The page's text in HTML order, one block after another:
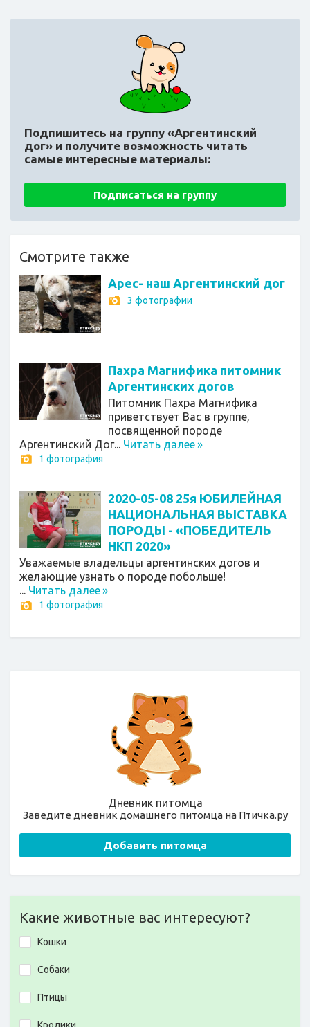
Подпишитесь на группу «Аргентинский
дог» и получите возможность читать
самые интересные материалы:
Подписаться на группу
Смотрите также
Арес- наш Аргентинский дог
3 фотографии
Пахра Магнифика питомник
Аргентинских догов
Питомник Пахра Магнифика
приветствует Вас в группе,
посвященной породе
Аргентинский Дог... Читать далее»
1 фотография
2020-05-08 25я ЮБИЛЕЙНАЯ
НАЦИОНАЛЬНАЯ ВЫСТАВКА
ПОРОДЫ - «ПОБЕДИТЕЛЬ
НКП 2020»
Уважаемые владельцы аргентинских догов и
желающие узнать о породе побольше!
... Читать далее»
1 фотография
Дневник питомца
Заведите дневник домашнего питомца на Птичка.ру
Добавить питомца
Какие животные вас интересуют?
Кошки
Собаки
Птицы